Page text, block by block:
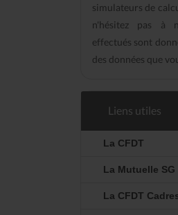
simulateurs de
n'hésitez pas à
effectués sont
des données que
Liens utiles
La CFDT
La Mutuelle SG
La CFDT